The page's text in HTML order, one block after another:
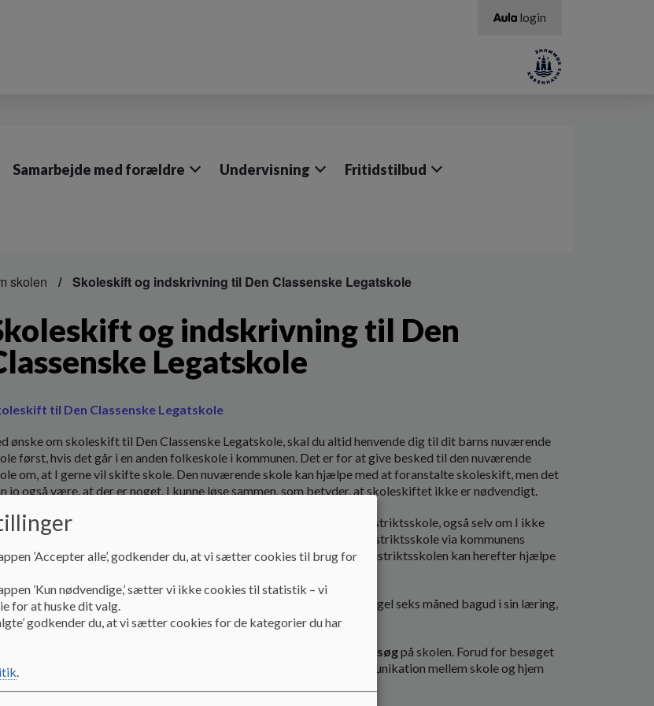
login
Samarbejde med forældre Undervisning Fritidstilbud
skolen Skoleskift og indskrivning til Den Classenske Legatskole
og indskrivning til Den
Legatskole
til Den Classenske Legatskole
ønske om skoleskift til Den Classenske Legatskole, skal du altid henvende dig til dit barns nuværende
først, hvis det går i en anden folkeskole i kommunen. Det er for at give besked til den nuværende
om, at I gerne vil skifte skole. Den nuværende skole kan hjælpe med at foranstalte skoleskift, men det
jo også være, at der er noget, I kunne løse sammen, som betyder, at skoleskiftet ikke er nødvendigt.
I fra en privat- eller friskole skal I tage kontakt til jeres barns distriktsskole, også selv om I ikke
at jeres barn skal gå på den lokale skole. I kan finde jeres barns distriktsskole via kommunens
Skole og fritidsinstitution | Københavns Kommune
. Distriktsskolen kan herefter hjælpe
det er en stor ting at skifte skole. Et barn sættes som tommelfingerregel seks måned bagud i sin læring,
det kræver meget socialt at omstille sig til en ny klasse og en ny skole.
besøgpå skolen. Forud for besøget
I sætte jer ind i Skolens Grundlov (
) samt princip for god kommunikation mellem skole og hjem
’Accepter alle’, godkender du, at vi sætter cookies til brug for
’Kun nødvendige,’ sætter vi ikke cookies til statistik – vi
for at huske dit valg.
godkender du, at vi sætter cookies for de kategorier du har
.